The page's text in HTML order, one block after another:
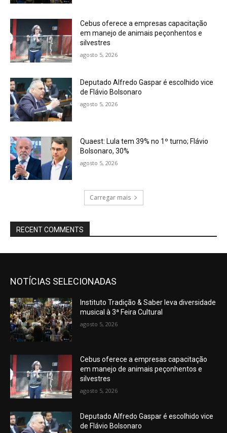
Cebus oferece a empresas capacitação
em manejo de animais peçonhentos e
silvestres
agosto 5, 2026
Deputado Alfredo Gaspar é escolhido vice
de Flávio Bolsonaro
agosto 5, 2026
Quaest: Lula tem 39% no 1º turno; Flávio
Bolsonaro, 30%
agosto 5, 2026
Carregar mais
RECENT COMMENTS
NOTÍCIAS SELECIONADAS
Instituto Tradição & Saber leva diversidade
musical à 3ª Feira Cultural
agosto 5, 2026
Cebus oferece a empresas capacitação
em manejo de animais peçonhentos e
silvestres
agosto 5, 2026
Deputado Alfredo Gaspar é escolhido vice
de Flávio Bolsonaro